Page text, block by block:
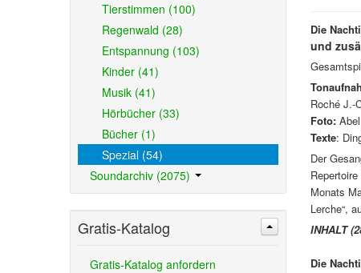
Die
und
Roché J.-
Foto:Abel
Texte:
Der
Monats
Lerche“,
INHALT
Die
Tierstimmen (100)
Regenwald (28)
Entspannung (103)
Kinder (41)
Musik (41)
Hörbücher (33)
Bücher (1)
Spezial (54)
Soundarchiv (2075)
Gratis-Katalog
Gratis-Katalog anfordern